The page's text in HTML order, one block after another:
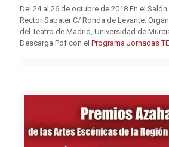
Del 24 al 26 de octubre de 2018 En el
Rector Sabater C/ Ronda de Levante.
del Teatro de Madrid, Universidad de
Descarga Pdf con el Programa Jornadas